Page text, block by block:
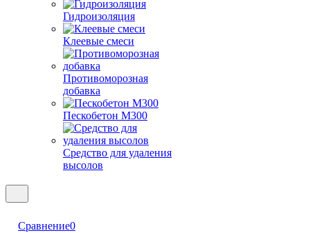
Гидроизоляция
Клеевые смеси
Противоморозная
добавка
Пескобетон М300
Средство для удаления
высолов
Сравнение0